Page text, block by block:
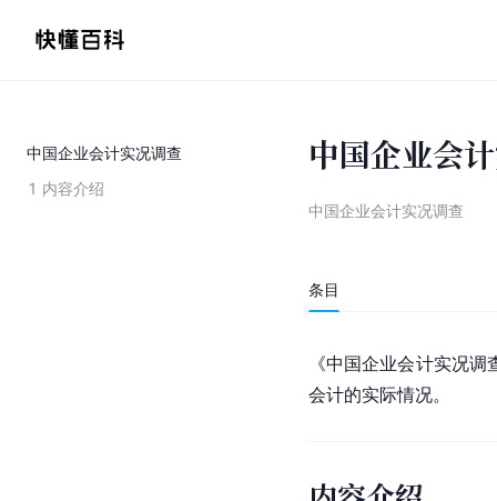
中国企业会计实况调查
1 内容介绍
中国企业会
中国企业会计实况调查
条目
《中国企业会计实况
会计的实际情况。